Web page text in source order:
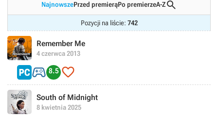
NajnowszePrzed premierąPo premierzeA-Z
Pozycji na liście: 742
Remember Me
4 czerwca 2013
 8.5 
South of Midnight
8 kwietnia 2025